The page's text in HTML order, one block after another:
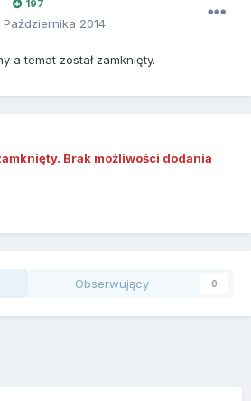
197
Października 2014
a temat został zamknięty.
Brak możliwości dodania
Obserwujący 0